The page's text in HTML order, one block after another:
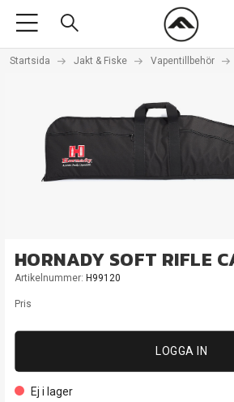
Startsida Jakt & Fiske Vapentillbehör
HORNADY SOFT RIFLE
Artikelnummer: H99120
Pris
LOGGA IN
Ej i lager